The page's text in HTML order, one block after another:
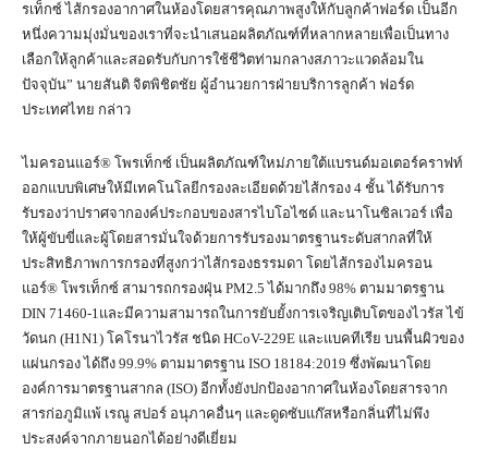
รเท็กซ์ ไส้กรองอากาศในห้องโดยสารคุณภาพสูงให้กับลูกค้าฟอร์ด เป็นอีก
หนึ่งความมุ่งมั่นของเราที่จะนำเสนอผลิตภัณฑ์ที่หลากหลายเพื่อเป็นทาง
เลือกให้ลูกค้าและสอดรับกับการใช้ชีวิตท่ามกลางสภาวะแวดล้อมใน
ปัจจุบัน” นายสันติ จิตพิชิตชัย ผู้อำนวยการฝ่ายบริการลูกค้า ฟอร์ด
ประเทศไทย กล่าว
ไมครอนแอร์® โพรเท็กซ์ เป็นผลิตภัณฑ์ใหม่ภายใต้แบรนด์มอเตอร์คราฟท์
ออกแบบพิเศษให้มีเทคโนโลยีกรองละเอียดด้วยไส้กรอง 4 ชั้น ได้รับการ
รับรองว่าปราศจากองค์ประกอบของสารไบโอไซด์ และนาโนซิลเวอร์ เพื่อ
ให้ผู้ขับขี่และผู้โดยสารมั่นใจด้วยการรับรองมาตรฐานระดับสากลที่ให้
ประสิทธิภาพการกรองที่สูงกว่าไส้กรองธรรมดา โดยไส้กรองไมครอน
แอร์® โพรเท็กซ์ สามารถกรองฝุ่น PM2.5 ได้มากถึง 98% ตามมาตรฐาน
DIN 71460-1และมีความสามารถในการยับยั้งการเจริญเติบโตของไวรัส ไข้
วัดนก (H1N1) โคโรนาไวรัส ชนิด HCoV-229E และแบคทีเรีย บนพื้นผิวของ
แผ่นกรอง ได้ถึง 99.9% ตามมาตรฐาน ISO 18184:2019 ซึ่งพัฒนาโดย
องค์การมาตรฐานสากล (ISO) อีกทั้งยังปกป้องอากาศในห้องโดยสารจาก
สารก่อภูมิแพ้ เรณู สปอร์ อนุภาคอื่นๆ และดูดซับแก๊สหรือกลิ่นที่ไม่พึง
ประสงค์จากภายนอกได้อย่างดีเยี่ยม